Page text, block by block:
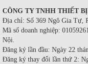
CÔNG TY TNHH THIẾT
Địa chỉ: Số 369 Ngô Gia Tự,
Mã số doanh nghiệp:
Nội.
Đăng ký lần đầu: Ngày 22
Đăng ký thay đổi lần thứ 2: